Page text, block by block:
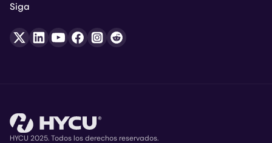
Siga
HYCU 2025. Todos los derechos reservados.